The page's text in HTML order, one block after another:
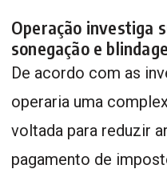
Operação investiga
sonegação e
De acordo com as
operaria uma
voltada para reduzir
pagamento de